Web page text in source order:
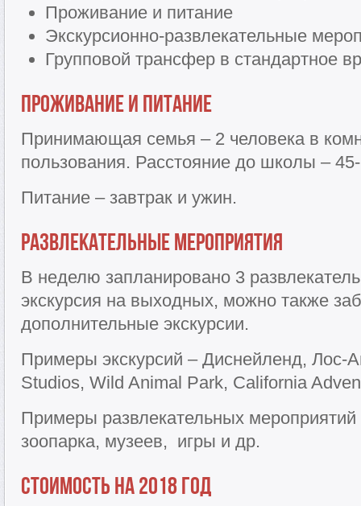
Проживание и питание
Экскурсионно-развлекательные
Групповой трансфер в стандартное
Проживание и питание
Принимающая семья – 2 человека в
пользования. Расстояние до школы –
Питание – завтрак и ужин.
Развлекательные мероприятия
В неделю запланировано 3
экскурсия на выходных, можно также
дополнительные экскурсии.
Примеры экскурсий – Диснейленд, Лос-
Studios, Wild Animal Park, California
Примеры развлекательных
зоопарка, музеев, игры и др.
Стоимость на 2018 год